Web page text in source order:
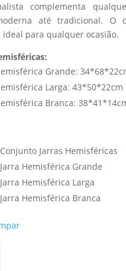
complementa
até tradicional. O
ideal para qualquer ocasião.
Grande:
Larga: 43*50*22cm
Branca:
Conjunto Jarras Hemisféricas
Jarra Hemisférica Grande
Jarra Hemisférica Larga
Jarra Hemisférica Branca